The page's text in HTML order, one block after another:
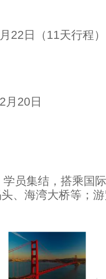
22日（11天行程
月20日
员集结，搭乘国
、海湾大桥等；